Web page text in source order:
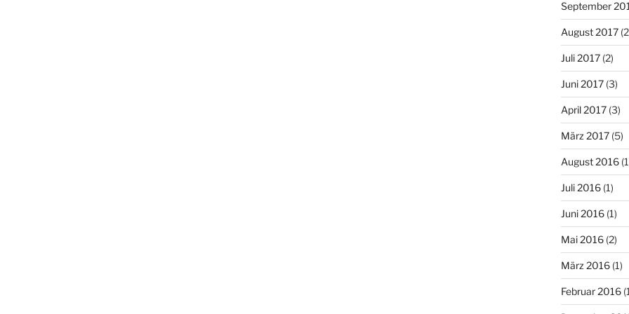
September
August 2017
Juli 2017(2)
Juni 2017(3)
April 2017(3)
März 2017(5)
August 2016
Juli 2016(1)
Juni 2016(1)
Mai 2016(2)
März 2016(1)
Februar 2016